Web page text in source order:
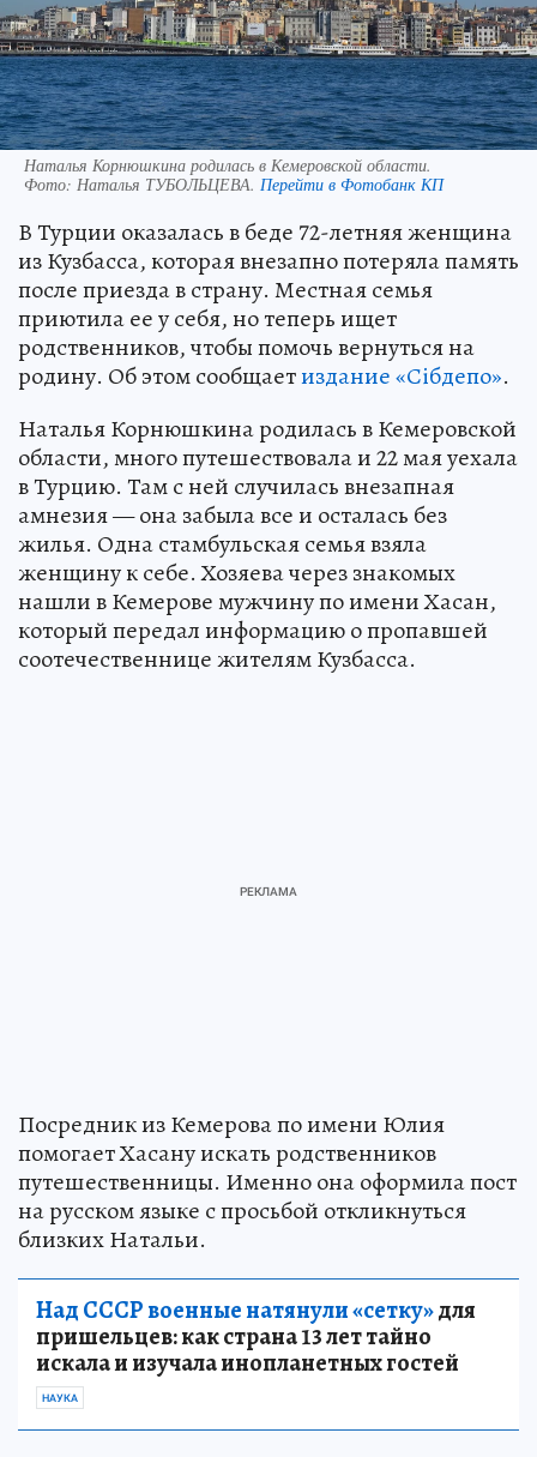
Наталья Корнюшкина родилась в Кемеровской области.
Фото: Наталья ТУБОЛЬЦЕВА. Перейти в Фотобанк КП
В Турции оказалась в беде 72-летняя женщина
из Кузбасса, которая внезапно потеряла память
после приезда в страну. Местная семья
приютила ее у себя, но теперь ищет
родственников, чтобы помочь вернуться на
родину. Об этом сообщаетиздание «Сiбдепо».
Наталья Корнюшкина родилась в Кемеровской
области, много путешествовала и 22 мая уехала
в Турцию. Там с ней случилась внезапная
амнезия — она забыла все и осталась без
жилья. Одна стамбульская семья взяла
женщину к себе. Хозяева через знакомых
нашли в Кемерове мужчину по имени Хасан,
который передал информацию о пропавшей
соотечественнице жителям Кузбасса.
Посредник из Кемерова по имени Юлия
помогает Хасану искать родственников
путешественницы. Именно она оформила пост
на русском языке с просьбой откликнуться
близких Натальи.
Над СССР военные натянули «сетку»для
пришельцев: как страна 13 лет тайно
искала и изучала инопланетных гостей
НАУКА